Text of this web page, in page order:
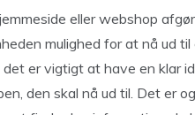
eller webshop
mulighed for at nå ud
er vigtigt at have en klar
den skal nå ud til. Det er